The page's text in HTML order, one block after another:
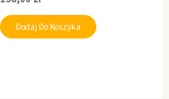
Dodaj Do Koszyka